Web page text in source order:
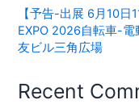
【予告-出展 6月10日
EXPO 2026⾃転⾞-
友ビル三⾓広場
Recent